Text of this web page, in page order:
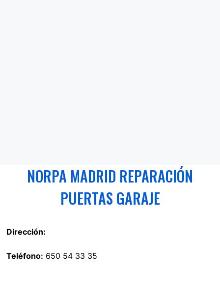
NORPA MADRID REPARACIÓN
PUERTAS GARAJE
Dirección:
Teléfono: 650 54 33 35